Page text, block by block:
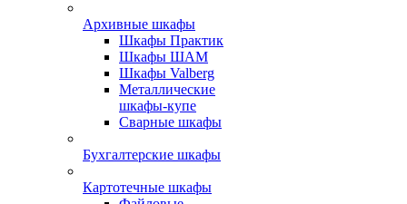
Архивные шкафы
Шкафы Практик
Шкафы ШАМ
Шкафы Valberg
Металлические
шкафы-купе
Сварные шкафы
Бухгалтерские шкафы
Картотечные шкафы